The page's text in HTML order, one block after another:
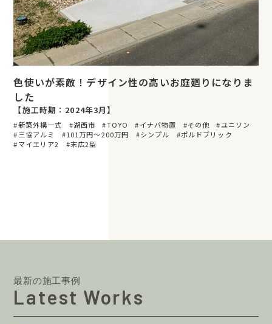
色使いが素敵！デザイン性の高いお庭廻りになりま
した
【施工時期：2024年3月】
新築外構一式 湖西市 TOYO イナバ物置 その他
ユニソン
三協アルミ
101万円〜200万円 シンプル
ポルドブリック
マイエリア2
末広2型
最新の施工事例
Latest Works